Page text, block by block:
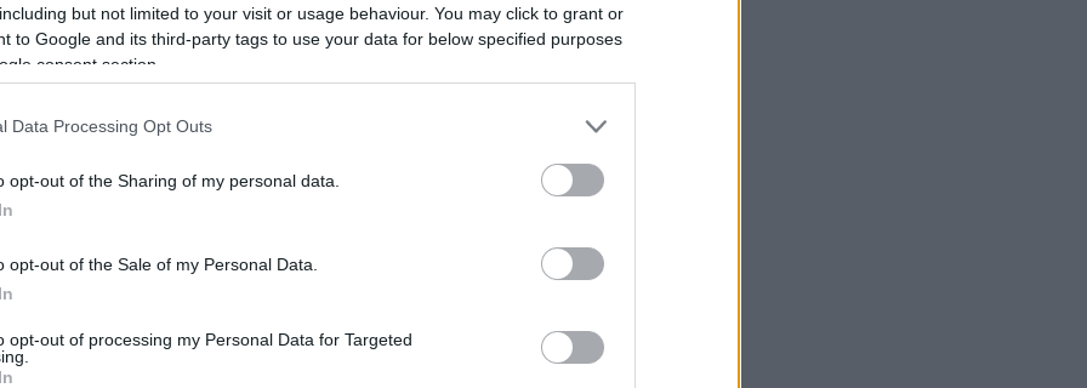
but not limited to your visit or usage behaviour. You may click to grant or
to Google and its third-party tags to use your data for below specified purposes
consent section.
Data Processing Opt Outs
opt-out of the Sharing of my personal data.
opt-out of the Sale of my Personal Data.
opt-out of processing my Personal Data for Targeted
πρόλαβαν κι έσβησαν τη φωτιά που είχε πιάσει και
οποίο συνέλαβαν στη συνέχεια, καθώς θεωρήθηκε
κρεμάστηκε σε πλατεία στην
«Πάγωσαν» περίοικοι και
απαγχονισμένος δίπλα από μία παλέτα
γύρω από το λαιμό του μία κορδέλα
25